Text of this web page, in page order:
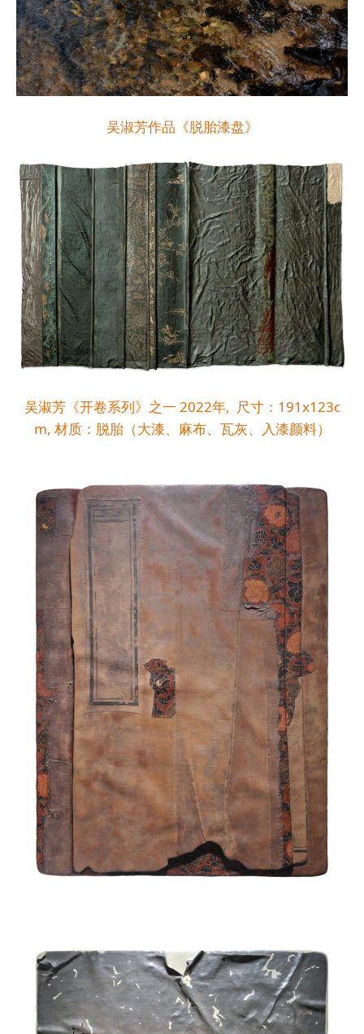
吴淑芳作品《脱胎漆盘》
吴淑芳《开卷系列》之一 2022年, 尺寸：191x123c
m, 材质：脱胎（大漆、麻布、瓦灰、入漆颜料）